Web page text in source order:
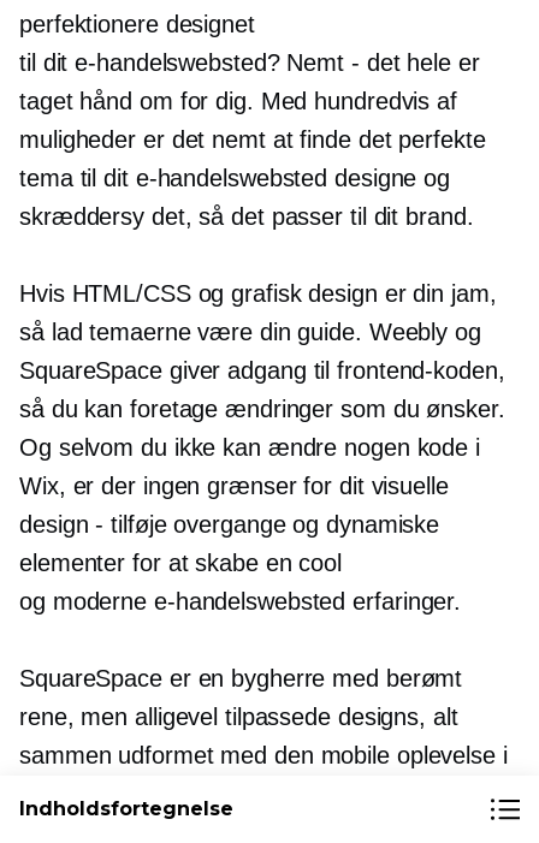
perfektionere designet
til dit e-handelswebsted? Nemt - det hele er
taget hånd om for dig. Med hundredvis af
muligheder er det nemt at finde det perfekte
tema til dit e-handelswebsted designe og
skræddersy det, så det passer til dit brand.
Hvis HTML/CSS og grafisk design er din jam,
så lad temaerne være din guide. Weebly og
SquareSpace giver adgang til frontend-koden,
så du kan foretage ændringer som du ønsker.
Og selvom du ikke kan ændre nogen kode i
Wix, er der ingen grænser for dit visuelle
design - tilføje overgange og dynamiske
elementer for at skabe en cool
og moderne e-handelswebsted erfaringer.
SquareSpace er en bygherre med berømt
rene, men alligevel tilpassede designs, alt
sammen udformet med den mobile oplevelse i
Indholdsfortegnelse